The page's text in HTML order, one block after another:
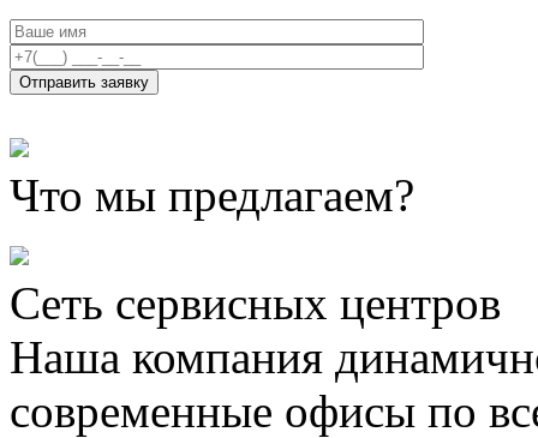
Что мы предлагаем?
Сеть сервисных центров
Наша компания
современные офисы по